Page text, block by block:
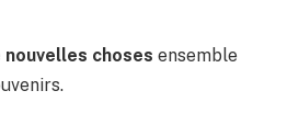
choses ensemble